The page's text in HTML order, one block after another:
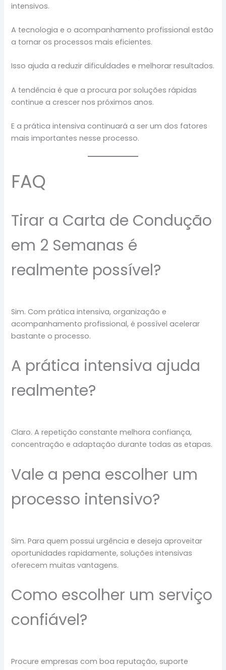
intensivos.
A tecnologia e o acompanhamento profissional estão
a tornar os processos mais eficientes.
Isso ajuda a reduzir dificuldades e melhorar resultados.
A tendência é que a procura por soluções rápidas
continue a crescer nos próximos anos.
E a prática intensiva continuará a ser um dos fatores
mais importantes nesse processo.
FAQ
Tirar a Carta de Condução
em 2 Semanas é
realmente possível?
Sim. Com prática intensiva, organização e
acompanhamento profissional, é possível acelerar
bastante o processo.
A prática intensiva ajuda
realmente?
Claro. A repetição constante melhora confiança,
concentração e adaptação durante todas as etapas.
Vale a pena escolher um
processo intensivo?
Sim. Para quem possui urgência e deseja aproveitar
oportunidades rapidamente, soluções intensivas
oferecem muitas vantagens.
Como escolher um serviço
confiável?
Procure empresas com boa reputação, suporte